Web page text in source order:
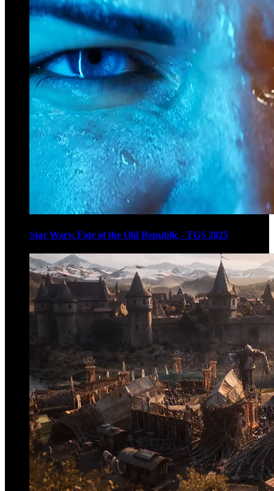
Star Wars: Fate of the Old Republic - TGS 2025